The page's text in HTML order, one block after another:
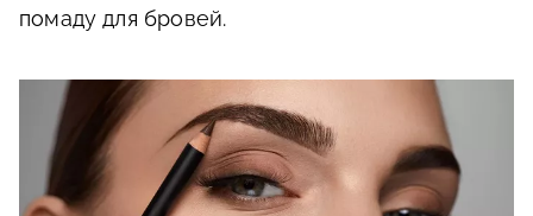
помаду для бровей.